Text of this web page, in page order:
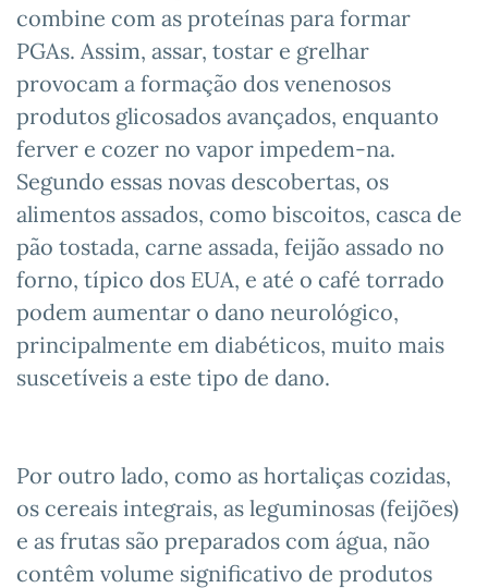
combine com as proteínas para formar
PGAs. Assim, assar, tostar e grelhar
provocam a formação dos venenosos
produtos glicosados avançados, enquanto
ferver e cozer no vapor impedem-na.
Segundo essas novas descobertas, os
alimentos assados, como biscoitos, casca de
pão tostada, carne assada, feijão assado no
forno, típico dos EUA, e até o café torrado
podem aumentar o dano neurológico,
principalmente em diabéticos, muito mais
suscetíveis a este tipo de dano.
Por outro lado, como as hortaliças cozidas,
os cereais integrais, as leguminosas (feijões)
e as frutas são preparados com água, não
contêm volume significativo de produtos